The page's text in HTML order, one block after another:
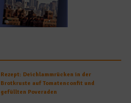
Rezept: Deichlammrücken in der
Brotkruste auf Tomatenconfit und
gefüllten Poveraden